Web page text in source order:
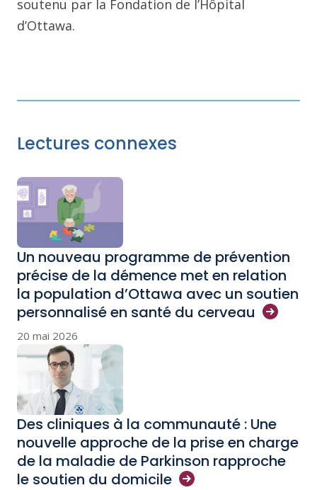
soutenu par la Fondation de l’Hôpital
d’Ottawa.
Lectures connexes
Un nouveau programme de prévention
précise de la démence met en relation
la population d’Ottawa avec un soutien
personnalisé en santé du cerveau
20 mai 2026
Des cliniques à la communauté : Une
nouvelle approche de la prise en charge
de la maladie de Parkinson rapproche
le soutien du domicile